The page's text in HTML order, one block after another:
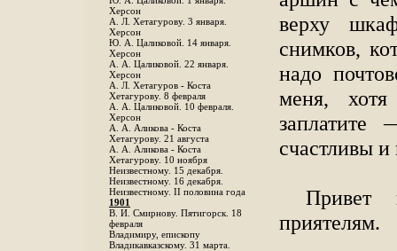
Херсон
А. Л. Хетагурову. 3 января.
Херсон
Ю. А. Цаликовой. 14 января.
Херсон
А. А. Цаликовой. 22 января.
Херсон
А. Л. Хетагуров - Коста
Хетагурову. 8 февраля
А. А. Цаликовой. 10 февраля.
Херсон
А. А. Аликова - Коста
Хетагурову. 21 августа
А. А. Аликова - Коста
Хетагурову. 10 ноября
Неизвестному. 15 декабря.
Неизвестному. 16 декабря.
Неизвестному. II половина года
1901
В. И. Смирнову. Пятигорск. 18
февраля
Владимиру, епископу
Владикавказскому. 31 марта.
верху
снимков,
надо
меня, хотя
заплатите
счастливы
Привет
приятелям.